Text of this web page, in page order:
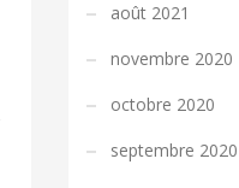
août 2021
novembre 2020
octobre 2020
septembre 2020